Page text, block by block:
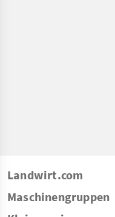
Landwirt.com
Maschinengruppen